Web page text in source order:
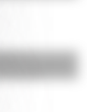
y